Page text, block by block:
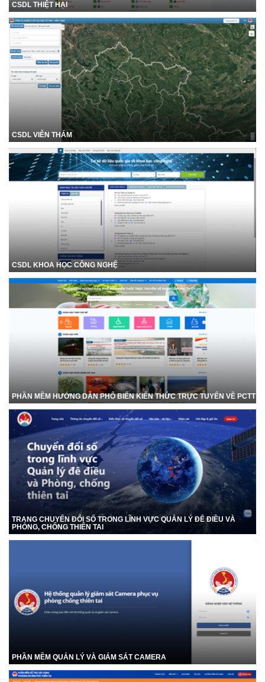
CSDL THIỆT HẠI
CSDL VIỄN THÁM
CSDL KHOA HỌC CÔNG NGHỆ
PHẦN MỀM HƯỚNG DẪN PHỔ BIẾN KIẾN THỨC TRỰC TUYẾN VỀ PCTT
TRANG CHUYỂN ĐỔI SỐ TRONG LĨNH VỰC QUẢN LÝ ĐÊ ĐIỀU VÀ
PHÒNG, CHỐNG THIÊN TAI
PHẦN MỀM QUẢN LÝ VÀ GIÁM SÁT CAMERA